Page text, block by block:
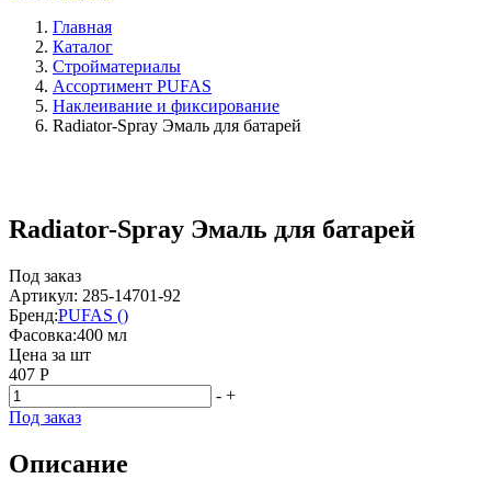
Главная
Каталог
Стройматериалы
Ассортимент PUFAS
Наклеивание и фиксирование
Radiator-Spray Эмаль для батарей
Radiator-Spray Эмаль для батарей
Под заказ
Артикул: 285-14701-92
Бренд:PUFAS ()
Фасовка:400 мл
Цена за шт
407 Р
- +
Под заказ
Описание